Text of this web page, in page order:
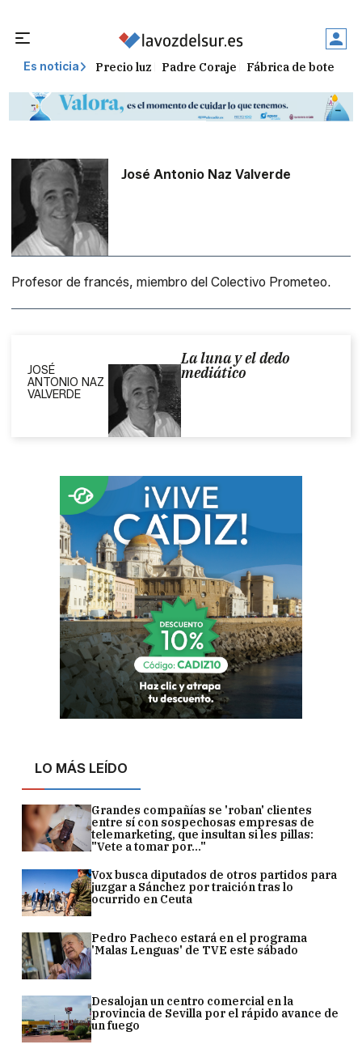
Es noticia Precio luz Padre Coraje Fábrica de botellas
José Antonio Naz Valverde
Profesor de francés, miembro del Colectivo Prometeo.
La luna y el dedo
mediático
JOSÉ
ANTONIO NAZ
VALVERDE
LO MÁS LEÍDO
Grandes compañías se 'roban' clientes
entre sí con sospechosas empresas de
telemarketing, que insultan si les pillas:
"Vete a tomar por..."
Vox busca diputados de otros partidos para
juzgar a Sánchez por traición tras lo
ocurrido en Ceuta
Pedro Pacheco estará en el programa
'Malas Lenguas' de TVE este sábado
Desalojan un centro comercial en la
provincia de Sevilla por el rápido avance de
un fuego